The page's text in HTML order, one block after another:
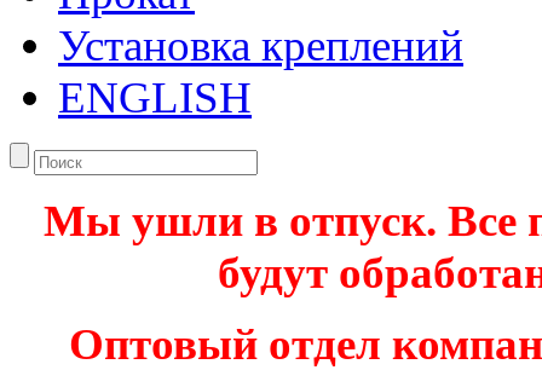
Установка креплений
ENGLISH
Мы ушли в отпуск. Все
будут
Оптовый отдел